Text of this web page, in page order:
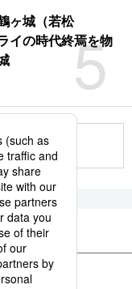
5
ヶ城（若松
イの時代終焉を物
害